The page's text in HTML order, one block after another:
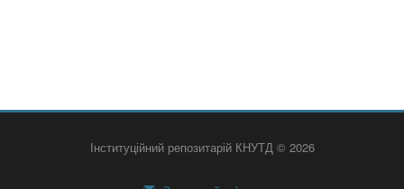
Інституційний репозитарій КНУТД © 2026